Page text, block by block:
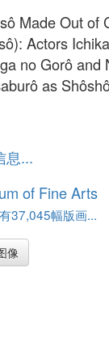
Made Out of
Actors
no Gorô and
as
息...
of Fine Arts
37,045幅版画...
像